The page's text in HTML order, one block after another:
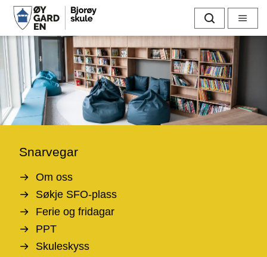
B
j
o
r
ø
k
u
Søk Meny
Snarvegar
Om oss
Søkje SFO-plass
Ferie og fridagar
PPT
Skuleskyss